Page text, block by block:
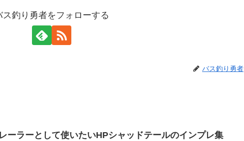
ス釣り勇者をフォローする
バス釣り勇者
ーラーとして使いたいHPシャッドテールのインプレ集